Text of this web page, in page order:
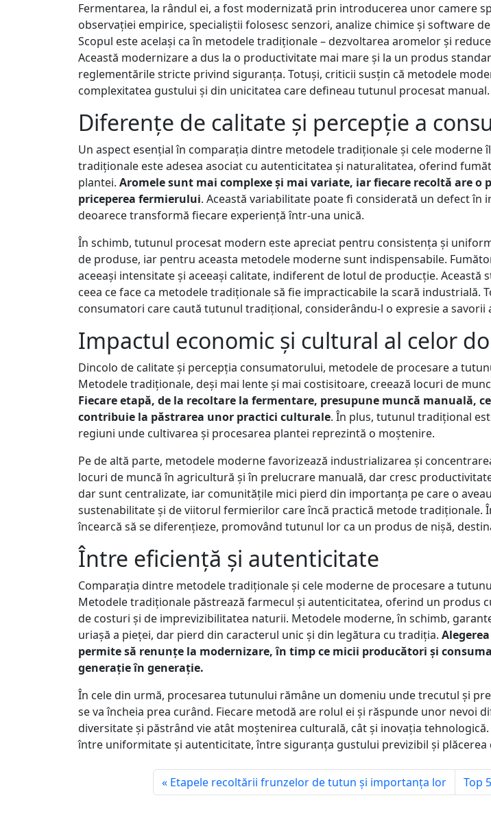
Fermentarea, la rândul ei, a fost modernizată prin introducerea unor camere
observației empirice, specialiștii folosesc senzori, analize chimice și software
Scopul este același ca în metodele tradiționale – dezvoltarea aromelor și
Această modernizare a dus la o productivitate mai mare și la un produs
reglementările stricte privind siguranța. Totuși, criticii susțin că metodele
complexitatea gustului și din unicitatea care defineau tutunul procesat manual.
Diferențe de calitate și percepție a
Un aspect esențial în comparația dintre metodele tradiționale și cele
tradiționale este adesea asociat cu autenticitatea și naturalitatea, oferind
plantei. Aromele sunt mai complexe și mai variate, iar fiecare recoltă are
priceperea fermierului. Această variabilitate poate fi considerată un defect
deoarece transformă fiecare experiență într-una unică.
În schimb, tutunul procesat modern este apreciat pentru consistența și
de produse, iar pentru aceasta metodele moderne sunt indispensabile.
aceeași intensitate și aceeași calitate, indiferent de lotul de producție.
ceea ce face ca metodele tradiționale să fie impracticabile la scară industrială.
consumatori care caută tutunul tradițional, considerându-l o expresie a
Impactul economic și cultural al celor
Dincolo de calitate și percepția consumatorului, metodele de procesare a
Metodele tradiționale, deși mai lente și mai costisitoare, creează locuri de
Fiecare etapă, de la recoltare la fermentare, presupune muncă manuală,
contribuie la păstrarea unor practici culturale. În plus, tutunul tradițional
regiuni unde cultivarea și procesarea plantei reprezintă o moștenire.
Pe de altă parte, metodele moderne favorizează industrializarea și
locuri de muncă în agricultură și în prelucrare manuală, dar cresc
dar sunt centralizate, iar comunitățile mici pierd din importanța pe care o
sustenabilitate și de viitorul fermierilor care încă practică metode
încearcă să se diferențieze, promovând tutunul lor ca un produs de nișă,
Între eficiență și autenticitate
Comparația dintre metodele tradiționale și cele moderne de procesare a
Metodele tradiționale păstrează farmecul și autenticitatea, oferind un produs
de costuri și de imprevizibilitatea naturii. Metodele moderne, în schimb,
uriașă a pieței, dar pierd din caracterul unic și din legătura cu tradiția.
permite să renunțe la modernizare, în timp ce micii producători și
generație în generație.
În cele din urmă, procesarea tutunului rămâne un domeniu unde trecutul și
se va încheia prea curând. Fiecare metodă are rolul ei și răspunde unor nevoi
diversitate și păstrând vie atât moștenirea culturală, cât și inovația
între uniformitate și autenticitate, între siguranța gustului previzibil și
Etapele recoltării frunzelor de tutun și importanța lor Top